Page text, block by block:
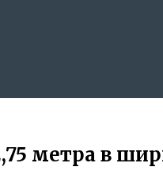
метра в